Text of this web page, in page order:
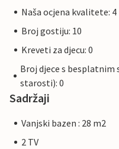
Naša ocjena kvalitete: 4
Broj gostiju: 10
Kreveti za djecu: 0
Broj djece s
starosti): 0
Sadržaji
Vanjski bazen : 28 m2
2 TV